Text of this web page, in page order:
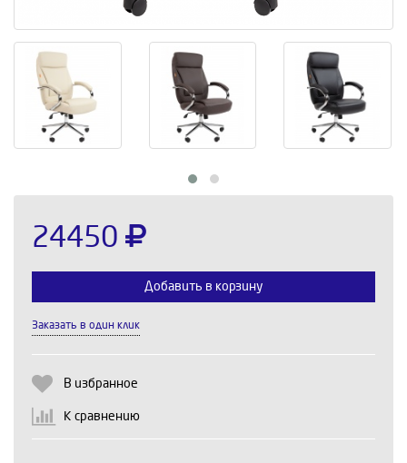
24450
Добавить в корзину
Заказать в один клик
В избранное
К сравнению